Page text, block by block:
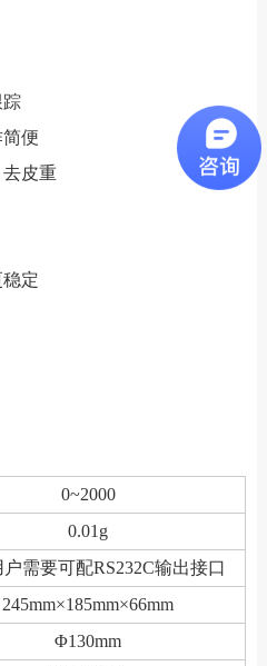
踪
便
皮重
定
0~2000
0.01g
需要可配RS232C输出接口
245mm×185mm×66mm
Φ130mm